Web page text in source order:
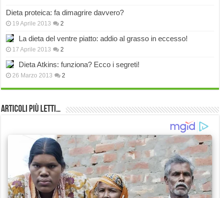
Dieta proteica: fa dimagrire davvero?
19 Aprile 2013 2
La dieta del ventre piatto: addio al grasso in eccesso!
17 Aprile 2013 2
Dieta Atkins: funziona? Ecco i segreti!
26 Marzo 2013 2
Articoli più Letti…